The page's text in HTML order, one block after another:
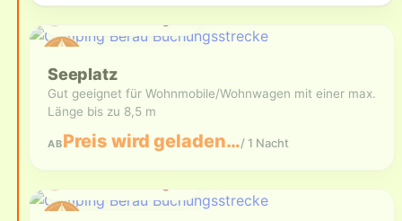
Seeplatz
Gut geeignet für Wohnmobile/Wohnwagen mit einer max.
Länge bis zu 8,5 m
ABPreis wird geladen…/ 1 Nacht